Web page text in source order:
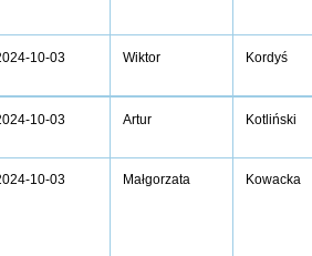
10-03 Wiktor Kordyś
10-03 Artur Kotliński
10-03 Małgorzata Kowacka